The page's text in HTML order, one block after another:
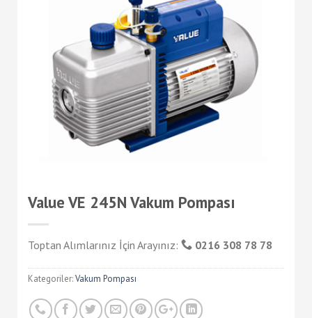
Value VE 245N Vakum Pompası
Toptan Alımlarınız İçin Arayınız: 0216 308 78 78
Kategoriler:Vakum Pompası